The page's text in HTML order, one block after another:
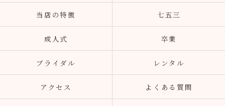
当店の特徴 七五三
成人式 卒業
ブライダル レンタル
アクセス よくある質問